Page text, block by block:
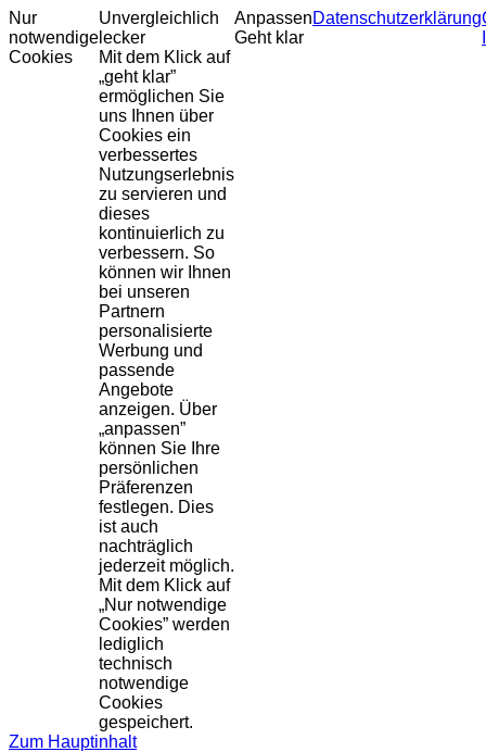
Nur
notwendige
Cookies
Unvergleichlich
lecker
Mit dem Klick auf
„geht klar”
ermöglichen Sie
uns Ihnen über
Cookies ein
verbessertes
Nutzungserlebnis
zu servieren und
dieses
kontinuierlich zu
verbessern. So
können wir Ihnen
bei unseren
Partnern
personalisierte
Werbung und
passende
Angebote
anzeigen. Über
„anpassen”
können Sie Ihre
persönlichen
Präferenzen
festlegen. Dies
ist auch
nachträglich
jederzeit möglich.
Mit dem Klick auf
„Nur notwendige
Cookies” werden
lediglich
technisch
notwendige
Cookies
gespeichert.
Anpassen
Geht klar
Datenschutzerklärung
Zum Hauptinhalt